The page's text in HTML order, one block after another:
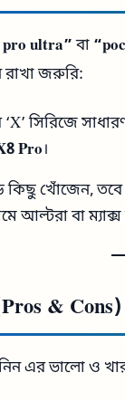
pro ultra”বা
রাখা জরুরি:
সিরিজে
Pro।
কিছু খোঁজেন,
আল্টরা বা ম্যাক্স
& Cons)
এর ভালো ও